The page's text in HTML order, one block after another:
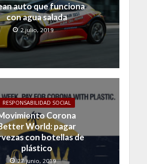
auto que funciona
con agua salada
2 julio, 2019
RESPONSABILIDAD SOCIAL
Corona
World: pagar
con botellas de
plástico
27 junio, 2019